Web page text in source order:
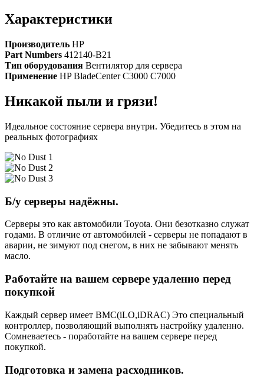
Характеристики
Производитель HP
Part Numbers 412140-B21
Тип оборудования Вентилятор для сервера
Применение HP BladeCenter C3000 С7000
Никакой пыли и грязи!
Идеальное состояние сервера внутри. Убедитесь в этом на
реальных фотографиях
Б/у серверы надёжны.
Серверы это как автомобили Toyota. Они безотказно служат
годами. В отличие от автомобилей - серверы не попадают в
аварии, не зимуют под снегом, в них не забывают менять
масло.
Работайте на вашем сервере удаленно перед
покупкой
Каждый сервер имеет BMC(iLO,iDRAC) Это специальный
контроллер, позволяющий выполнять настройку удаленно.
Сомневаетесь - поработайте на вашем сервере перед
покупкой.
Подготовка и замена расходников.